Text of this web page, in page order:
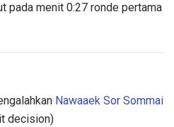
pada menit 0:27 ronde pertama
Nawaaek Sor Sommai
decision)